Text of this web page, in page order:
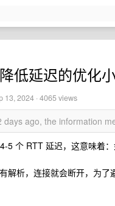
低延迟的优化
13, 2024 · 4065 views
ago, the information
5 个 RTT 延迟，这意味着
解析，连接就会断开，为